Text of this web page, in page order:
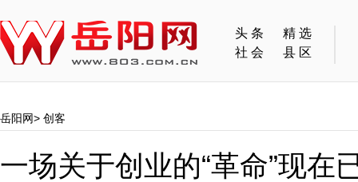
头条
精选
社会
县区
岳阳网> 创客
一场关于创业的“革命”现在